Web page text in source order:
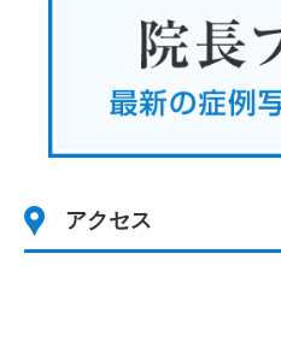
アクセス